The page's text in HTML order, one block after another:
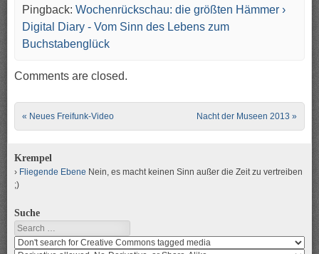
Pingback: Wochenrückschau: die größten Hämmer ›
Digital Diary - Vom Sinn des Lebens zum
Buchstabenglück
Comments are closed.
Post navigation
« Neues Freifunk-Video Nacht der Museen 2013 »
Krempel
Fliegende Ebene Nein, es macht keinen Sinn außer die Zeit zu vertreiben
;)
Suche
Search
Search